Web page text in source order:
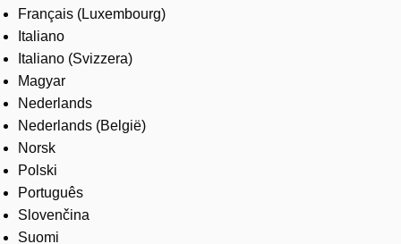
Français (Luxembourg)
Italiano
Italiano (Svizzera)
Magyar
Nederlands
Nederlands (België)
Norsk
Polski
Português
Slovenčina
Suomi